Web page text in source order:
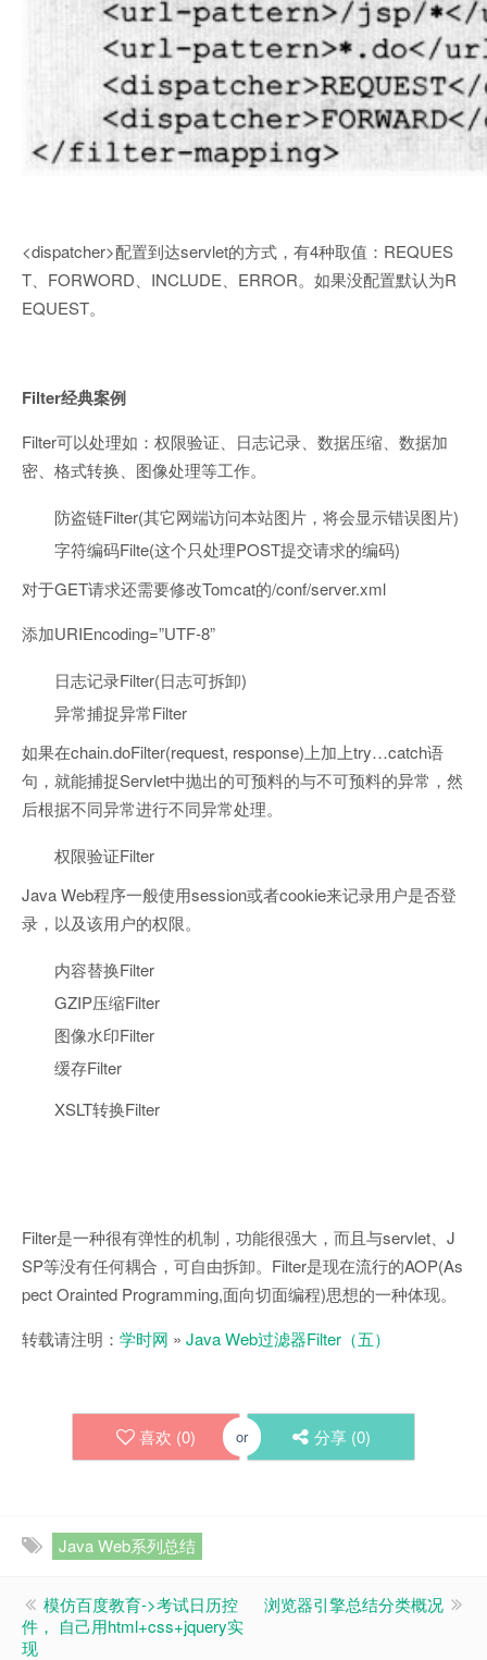
<dispatcher>配置到达servlet的方式，有4种取值：REQUES
T、FORWORD、INCLUDE、ERROR。如果没配置默认为R
EQUEST。
Filter经典案例
Filter可以处理如：权限验证、日志记录、数据压缩、数据加
密、格式转换、图像处理等工作。
防盗链Filter(其它网端访问本站图片，将会显示错误图片)
字符编码Filte(这个只处理POST提交请求的编码)
对于GET请求还需要修改Tomcat的/conf/server.xml
添加URIEncoding=”UTF-8”
日志记录Filter(日志可拆卸)
异常捕捉异常Filter
如果在chain.doFilter(request, response)上加上try…catch语
句，就能捕捉Servlet中抛出的可预料的与不可预料的异常，然
后根据不同异常进行不同异常处理。
权限验证Filter
Java Web程序一般使用session或者cookie来记录用户是否登
录，以及该用户的权限。
内容替换Filter
GZIP压缩Filter
图像水印Filter
缓存Filter
XSLT转换Filter
Filter是一种很有弹性的机制，功能很强大，而且与servlet、J
SP等没有任何耦合，可自由拆卸。Filter是现在流行的AOP(As
pect Orainted Programming,面向切面编程)思想的一种体现。
转载请注明： 学时网 » Java Web过滤器Filter（五）
喜欢 (0) or 分享 (0)
Java Web系列总结
模仿百度教育->考试日历控
件， 自己用html+css+jquery实
现
浏览器引擎总结分类概况